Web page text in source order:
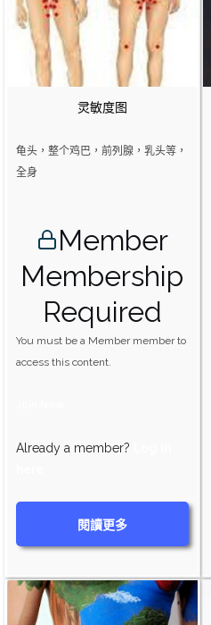
灵敏度图
龟头，整个鸡巴，前列腺，乳头等，
全身
Member
Membership
Required
You must be a Member member to
access this content.
Already a member?
閱讀更多